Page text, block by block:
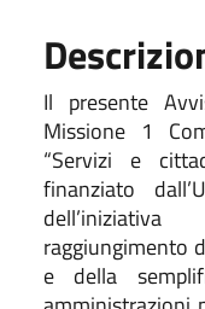
Il presente
Missione 1
“Servizi e
finanziato
dell’iniziativa
raggiungimento
e della